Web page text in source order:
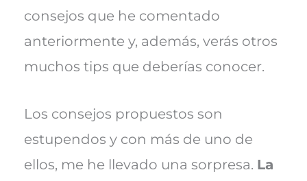
consejos que he comentado
anteriormente y, además, verás otros
muchos tips que deberías conocer.
Los consejos propuestos son
estupendos y con más de uno de
ellos, me he llevado una sorpresa. La